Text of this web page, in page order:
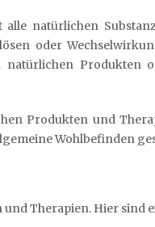
natürlichen
oder
Produkten
Produkten und
Wohlbefinden
Therapien. Hier sind